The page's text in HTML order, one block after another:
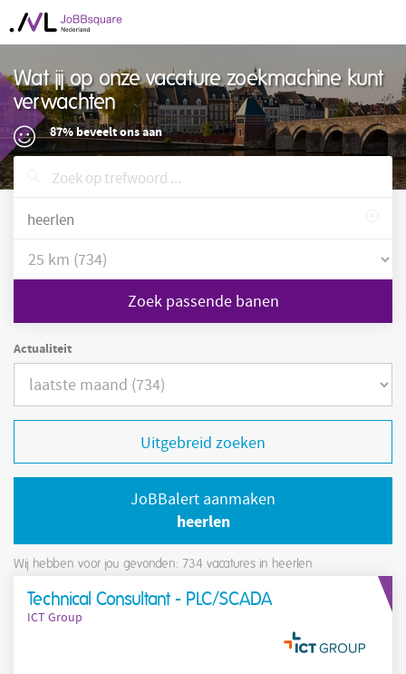
Wat jij op onze vacature zoekmachine kunt
verwachten
87% beveelt ons aan
Zoek passende banen
Actualiteit
Uitgebreid zoeken
JoBBalert aanmaken
heerlen
Wij hebben voor jou gevonden: 734 vacatures in heerlen
Technical Consultant - PLC/SCADA
ICT Group